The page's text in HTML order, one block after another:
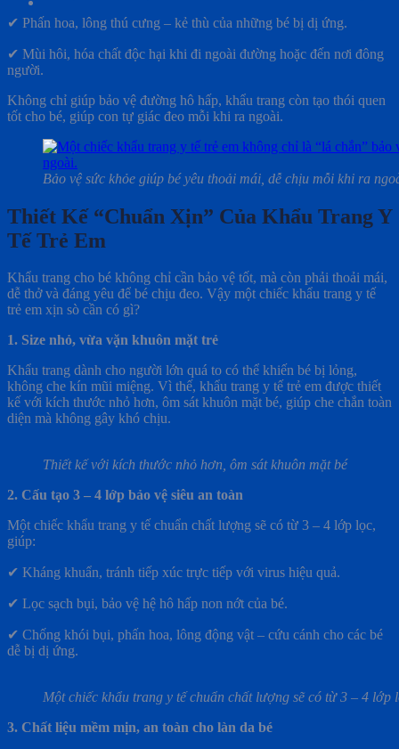
✔ Phấn hoa, lông thú cưng – kẻ thù của những bé bị dị ứng.
✔ Mùi hôi, hóa chất độc hại khi đi ngoài đường hoặc đến nơi đông
người.
Không chỉ giúp bảo vệ đường hô hấp, khẩu trang còn tạo thói quen
tốt cho bé, giúp con tự giác đeo mỗi khi ra ngoài.
Bảo vệ sức khỏe giúp bé yêu thoải mái, dễ chịu mỗi khi ra
Thiết Kế “Chuẩn Xịn” Của Khẩu Trang Y
Tế Trẻ Em
Khẩu trang cho bé không chỉ cần bảo vệ tốt, mà còn phải thoải mái,
dễ thở và đáng yêu để bé chịu đeo. Vậy một chiếc khẩu trang y tế
trẻ em xịn sò cần có gì?
1. Size nhỏ, vừa vặn khuôn mặt trẻ
Khẩu trang dành cho người lớn quá to có thể khiến bé bị lỏng,
không che kín mũi miệng. Vì thế, khẩu trang y tế trẻ em được thiết
kế với kích thước nhỏ hơn, ôm sát khuôn mặt bé, giúp che chắn toàn
diện mà không gây khó chịu.
Thiết kế với kích thước nhỏ hơn, ôm sát khuôn mặt bé
2. Cấu tạo 3 – 4 lớp bảo vệ siêu an toàn
Một chiếc khẩu trang y tế chuẩn chất lượng sẽ có từ 3 – 4 lớp lọc,
giúp:
✔ Kháng khuẩn, tránh tiếp xúc trực tiếp với virus hiệu quả.
✔ Lọc sạch bụi, bảo vệ hệ hô hấp non nớt của bé.
✔ Chống khói bụi, phấn hoa, lông động vật – cứu cánh cho các bé
dễ bị dị ứng.
Một chiếc khẩu trang y tế chuẩn chất lượng sẽ có từ 3 – 4 lớp
3. Chất liệu mềm mịn, an toàn cho làn da bé